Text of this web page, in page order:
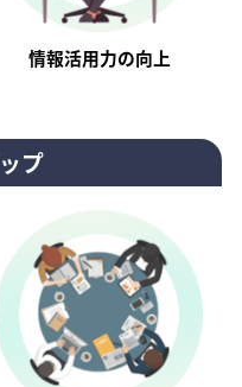
情報活⽤⼒の向上
プ